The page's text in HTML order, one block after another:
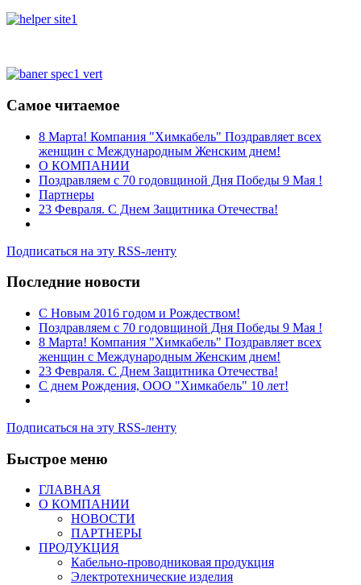
Самое читаемое
8 Марта! Компания "Химкабель" Поздравляет всех
женщин с Международным Женским днем!
О КОМПАНИИ
Поздравляем с 70 годовщиной Дня Победы 9 Мая !
Партнеры
23 Февраля. С Днем Защитника Отечества!
Подписаться на эту RSS-ленту
Последние новости
C Новым 2016 годом и Рождеством!
Поздравляем с 70 годовщиной Дня Победы 9 Мая !
8 Марта! Компания "Химкабель" Поздравляет всех
женщин с Международным Женским днем!
23 Февраля. С Днем Защитника Отечества!
С днем Рождения, ООО "Химкабель" 10 лет!
Подписаться на эту RSS-ленту
Быстрое меню
ГЛАВНАЯ
О КОМПАНИИ
НОВОСТИ
ПАРТНЕРЫ
ПРОДУКЦИЯ
Кабельно-проводниковая продукция
Электротехнические изделия